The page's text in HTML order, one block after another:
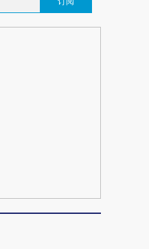
用街头抗争将教
下台
飞地休达